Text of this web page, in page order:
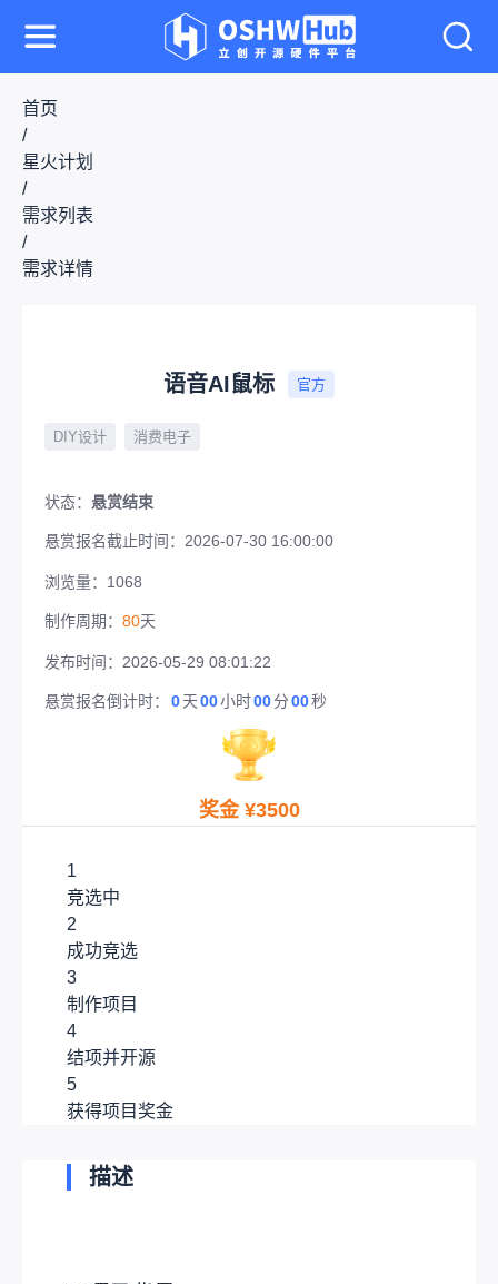
首页
/
星火计划
/
需求列表
/
需求详情
语音AI鼠标 官方
DIY设计 消费电子
状态： 悬赏结束
悬赏报名截止时间：2026-07-30 16:00:00
浏览量： 1068
制作周期： 80天
发布时间： 2026-05-29 08:01:22
悬赏报名倒计时： 0天00小时00分00秒
奖金 ¥3500
1
竞选中
2
成功竞选
3
制作项目
4
结项并开源
5
获得项目奖金
描述